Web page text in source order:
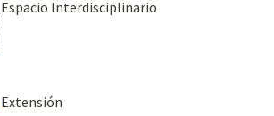
Espacio Interdisciplinario
Extensión